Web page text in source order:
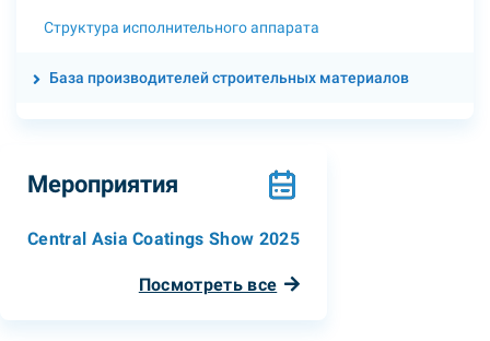
Структура исполнительного аппарата
База производителей строительных материалов
Мероприятия
Central Asia Coatings Show 2025
Посмотреть все